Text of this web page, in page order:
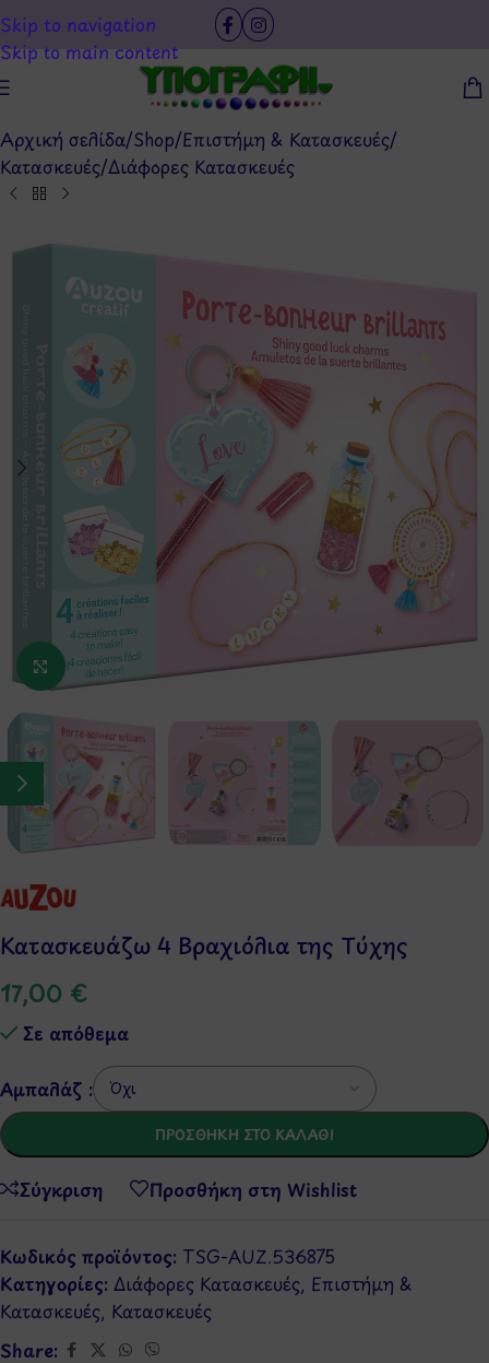
Skip to navigation
Skip to main content
Αρχική σελίδα/Shop/Επιστήμη & Κατασκευές/
Κατασκευές/Διάφορες Κατασκευές
Κάντε κλικ για μεγέθυνση
Κατασκευάζω 4 Βραχιόλια της Τύχης
17,00 €
Σε απόθεμα
Αμπαλάζ :
ΠΡΟΣΘΉΚΗ ΣΤΟ ΚΑΛΆΘΙ
Σύγκριση Προσθήκη στη Wishlist
Κωδικός προϊόντος: TSG-AUZ.536875
Κατηγορίες: Διάφορες Κατασκευές, Επιστήμη &
Κατασκευές, Κατασκευές
Share: